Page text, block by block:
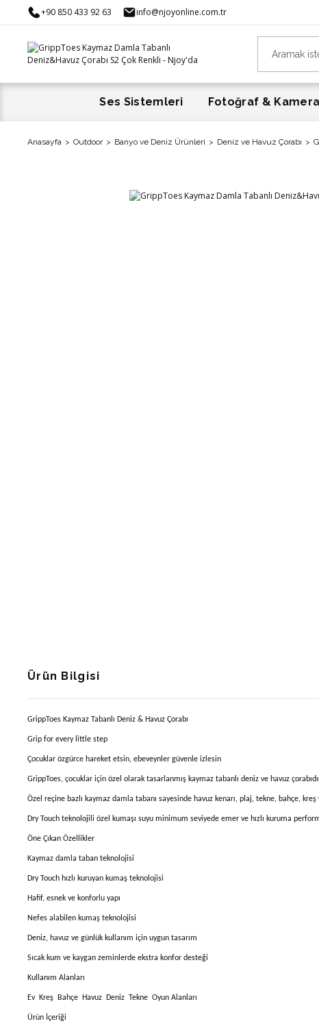
+90 850 433 92 63 info@njoyonline.com.tr
Ses Sistemleri Fotoğraf & Kamera
Anasayfa Outdoor Banyo ve Deniz Ürünleri Deniz ve Havuz Çorabı
Ürün Bilgisi
GrippToes Kaymaz Tabanlı Deniz & Havuz Çorabı
Grip for every little step
Çocuklar özgürce hareket etsin, ebeveynler güvenle izlesin
GrippToes, çocuklar için özel olarak tasarlanmış kaymaz tabanlı deniz ve havuz
Özel reçine bazlı kaymaz damla tabanı sayesinde havuz kenarı, plaj, tekne, bahçe,
Dry Touch teknolojili özel kumaşı suyu minimum seviyede emer ve hızlı kuruma
Öne Çıkan Özellikler
Kaymaz damla taban teknolojisi
Dry Touch hızlı kuruyan kumaş teknolojisi
Hafif, esnek ve konforlu yapı
Nefes alabilen kumaş teknolojisi
Deniz, havuz ve günlük kullanım için uygun tasarım
Sıcak kum ve kaygan zeminlerde ekstra konfor desteği
Kullanım Alanları
Ev Kreş Bahçe Havuz Deniz Tekne Oyun Alanları
Ürün İçeriği